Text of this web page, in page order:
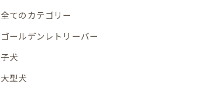
全てのカテゴリー
ゴールデンレトリーバー
子犬
大型犬